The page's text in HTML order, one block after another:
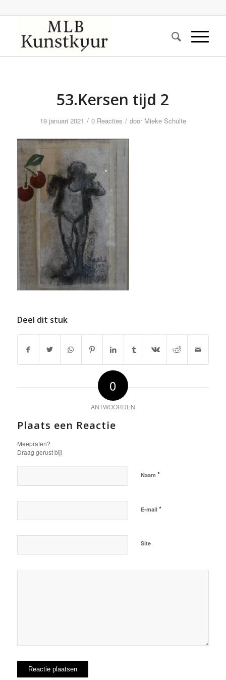
53.Kersen tijd 2
19 januari 2021 / 0 Reacties / door Mieke Schulte
Deel dit stuk
0
ANTWOORDEN
Plaats een Reactie
Meepraten?
Draag gerust bij!
Naam *
E-mail *
Site